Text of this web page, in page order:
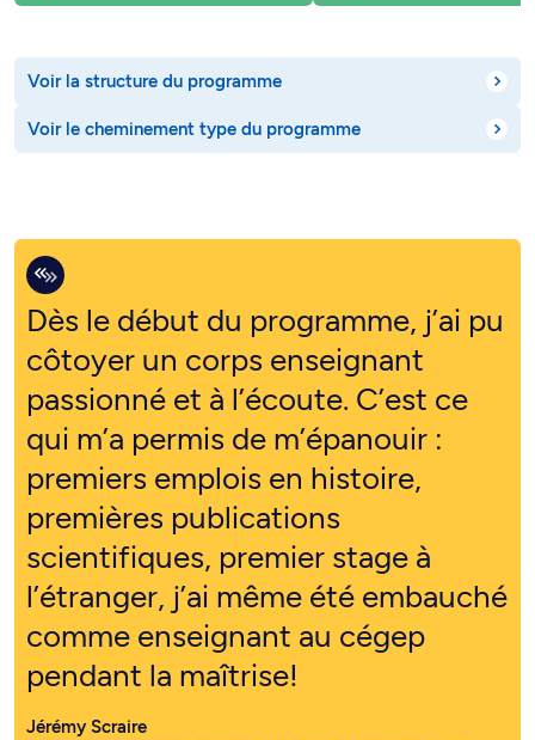
Voir la structure du programme
Voir le cheminement type du programme
Dès le début du programme, j’ai pu
côtoyer un corps enseignant
passionné et à l’écoute. C’est ce
qui m’a permis de m’épanouir :
premiers emplois en histoire,
premières publications
scientifiques, premier stage à
l’étranger, j’ai même été embauché
comme enseignant au cégep
pendant la maîtrise!
Jérémy Scraire